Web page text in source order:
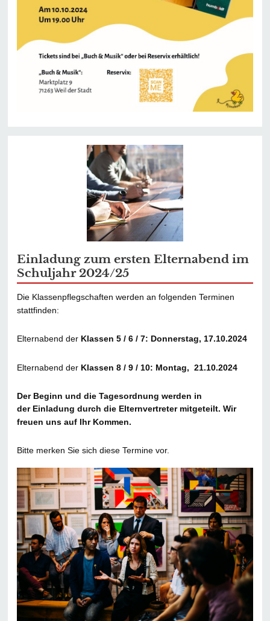
Einladung zum ersten Elternabend im
Schuljahr 2024/25
Die Klassenpflegschaften werden an folgenden Terminen
stattfinden:
Elternabend der Klassen 5 / 6 / 7: Donnerstag, 17.10.2024
Elternabend der Klassen 8 / 9 / 10: Montag, 21.10.2024
Der Beginn und die Tagesordnung werden in
der Einladung durch die Elternvertreter mitgeteilt. Wir
freuen uns auf Ihr Kommen.
Bitte merken Sie sich diese Termine vor.